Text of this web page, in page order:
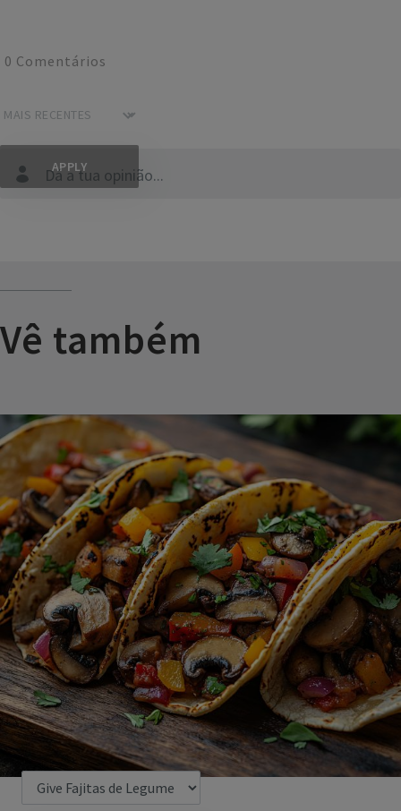
Dá a tua opinião...
0 Comentários
Vê também